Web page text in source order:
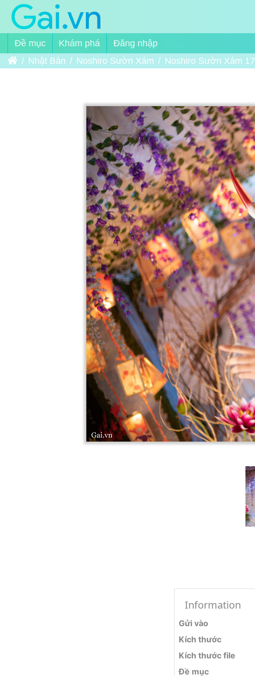
Đề mục Khám phá
Đăng nhập
Trang chủNhật Bản Noshiro Sườn Xám Noshiro Sườn Xám 17
Information
Gửi vào
Kích thước
Kích thước file
Đề mục